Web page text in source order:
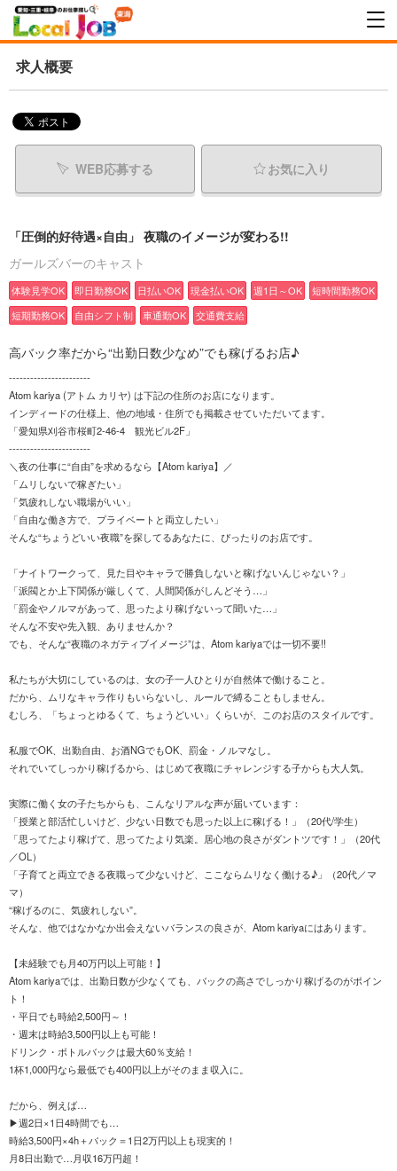
求人概要
WEB応募する お気に入り
「圧倒的好待遇×自由」 夜職のイメージが変わる!!
ガールズバーのキャスト
体験見学OK 即日勤務OK 日払いOK 現金払いOK 週1日～OK
短時間勤務OK
短期勤務OK
自由シフト制 車通勤OK 交通費支給
高バック率だから“出勤日数少なめ”でも稼げるお店♪
-----------------------
Atom kariya (アトム カリヤ) は下記の住所のお店になります。
インディードの仕様上、他の地域・住所でも掲載させていただいてます。
「愛知県刈谷市桜町2-46-4 観光ビル2F」
-----------------------
＼夜の仕事に“自由”を求めるなら【Atom kariya】／
「ムリしないで稼ぎたい」
「気疲れしない職場がいい」
「自由な働き方で、プライベートと両立したい」
そんな“ちょうどいい夜職”を探してるあなたに、ぴったりのお店です。
「ナイトワークって、見た目やキャラで勝負しないと稼げないんじゃない？」
「派閥とか上下関係が厳しくて、人間関係がしんどそう…」
「罰金やノルマがあって、思ったより稼げないって聞いた…」
そんな不安や先入観、ありませんか？
でも、そんな“夜職のネガティブイメージ”は、Atom kariyaでは一切不要!!
私たちが大切にしているのは、女の子一人ひとりが自然体で働けること。
だから、ムリなキャラ作りもいらないし、ルールで縛ることもしません。
むしろ、「ちょっとゆるくて、ちょうどいい」くらいが、このお店のスタイルです。
私服でOK、出勤自由、お酒NGでもOK、罰金・ノルマなし。
それでいてしっかり稼げるから、はじめて夜職にチャレンジする子からも大人気。
実際に働く女の子たちからも、こんなリアルな声が届いています：
「授業と部活忙しいけど、少ない日数でも思った以上に稼げる！」（20代/学生）
「思ってたより稼げて、思ってたより気楽。居心地の良さがダントツです！」（20代
／OL）
「子育てと両立できる夜職って少ないけど、ここならムリなく働ける♪」（20代／マ
マ）
“稼げるのに、気疲れしない”。
そんな、他ではなかなか出会えないバランスの良さが、Atom kariyaにはあります。
【未経験でも月40万円以上可能！】
Atom kariyaでは、出勤日数が少なくても、バックの高さでしっかり稼げるのがポイン
ト！
・平日でも時給2,500円～！
・週末は時給3,500円以上も可能！
ドリンク・ボトルバックは最大60％支給！
1杯1,000円なら最低でも400円以上がそのまま収入に。
だから、例えば…
▶週2日×1日4時間でも…
時給3,500円×4h＋バック＝1日2万円以上も現実的！
月8日出勤で…月収16万円超！